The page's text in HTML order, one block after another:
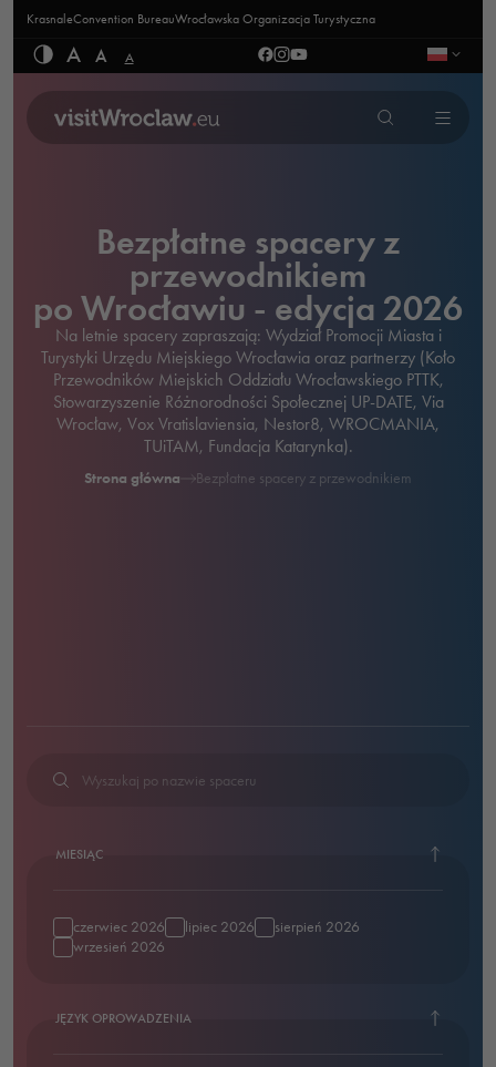
KrasnaleConvention BureauWrocławska Organizacja Turystyczna
A A A
Bezpłatne spacery z
przewodnikiem
po Wrocławiu - edycja 2026
Na letnie spacery zapraszają: Wydział Promocji Miasta i
Turystyki Urzędu Miejskiego Wrocławia oraz partnerzy (Koło
Przewodników Miejskich Oddziału Wrocławskiego PTTK,
Stowarzyszenie Różnorodności Społecznej UP-DATE, Via
Wrocław, Vox Vratislaviensia, Nestor8, WROCMANIA,
TUiTAM, Fundacja Katarynka).
Strona główna Bezpłatne spacery z przewodnikiem
MIESIĄC
czerwiec 2026 lipiec 2026
sierpień 2026
wrzesień 2026
JĘZYK OPROWADZENIA